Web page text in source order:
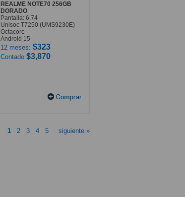
REALME NOTE70 256GB
DORADO
Pantalla: 6.74
Unisoc T7250 (UMS9230E)
Octacore
Android 15
12 meses: $323
Contado $3,870
1 2 3 4 5 siguiente »